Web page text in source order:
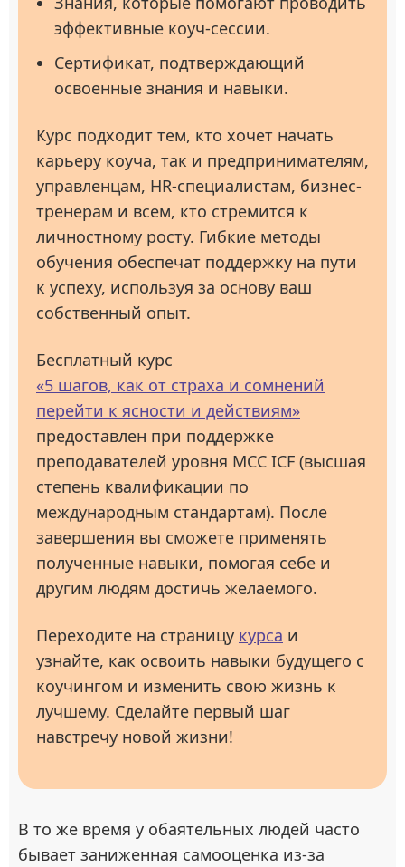
эффективные коуч-сессии.
Сертификат, подтверждающий
освоенные знания и навыки.
Курс подходит тем, кто хочет начать
карьеру коуча, так и предпринимателям,
управленцам, HR-специалистам, бизнес-
тренерам и всем, кто стремится к
личностному росту. Гибкие методы
обучения обеспечат поддержку на пути
к успеху, используя за основу ваш
собственный опыт.
Бесплатный курс
«5 шагов, как от страха и сомнений
перейти к ясности и действиям»
предоставлен при поддержке
преподавателей уровня МСС ICF (высшая
степень квалификации по
международным стандартам). После
завершения вы сможете применять
полученные навыки, помогая себе и
другим людям достичь желаемого.
Переходите на страницу курса и
узнайте, как освоить навыки будущего с
коучингом и изменить свою жизнь к
лучшему. Сделайте первый шаг
навстречу новой жизни!
В то же время у обаятельных людей часто
бывает заниженная самооценка из-за